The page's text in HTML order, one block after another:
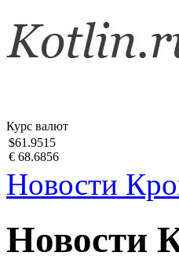
Курс валют
$61.9515
€ 68.6856
Новости
Новости